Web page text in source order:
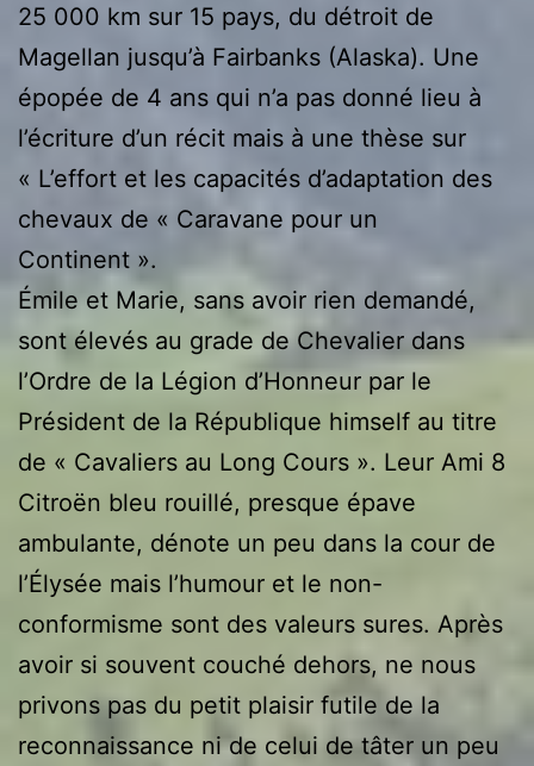
25 000 km sur 15 pays, du détroit de
Magellan jusqu’à Fairbanks (Alaska). Une
épopée de 4 ans qui n’a pas donné lieu à
l’écriture d’un récit mais à une thèse sur
« L’effort et les capacités d’adaptation des
chevaux de « Caravane pour un
Continent ».
Émile et Marie, sans avoir rien demandé,
sont élevés au grade de Chevalier dans
l’Ordre de la Légion d’Honneur par le
Président de la République himself au titre
de « Cavaliers au Long Cours ». Leur Ami 8
Citroën bleu rouillé, presque épave
ambulante, dénote un peu dans la cour de
l’Élysée mais l’humour et le non-
conformisme sont des valeurs sures. Après
avoir si souvent couché dehors, ne nous
privons pas du petit plaisir futile de la
reconnaissance ni de celui de tâter un peu